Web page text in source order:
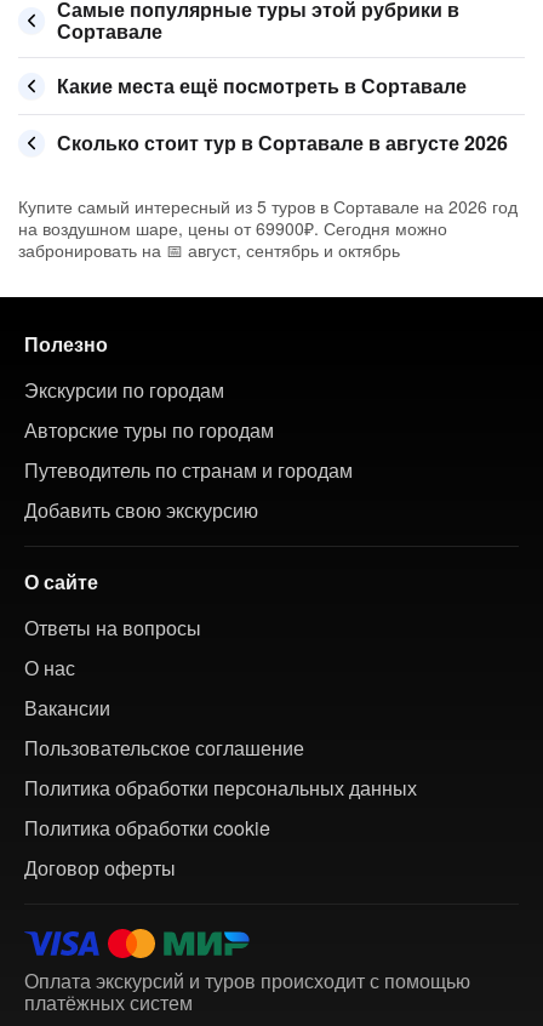
Самые популярные туры этой рубрики в
Сортавале
Какие места ещё посмотреть в Сортавале
Сколько стоит тур в Сортавале в августе 2026
Купите самый интересный из 5 туров в Сортавале на 2026 год
на воздушном шаре, цены от 69900₽. Сегодня можно
забронировать на 📅 август, сентябрь и октябрь
Полезно
Экскурсии по городам
Авторские туры по городам
Путеводитель по странам и городам
Добавить свою экскурсию
О сайте
Ответы на вопросы
О нас
Вакансии
Пользовательское соглашение
Политика обработки персональных данных
Политика обработки cookie
Договор оферты
Оплата экскурсий и туров происходит с помощью
платёжных систем